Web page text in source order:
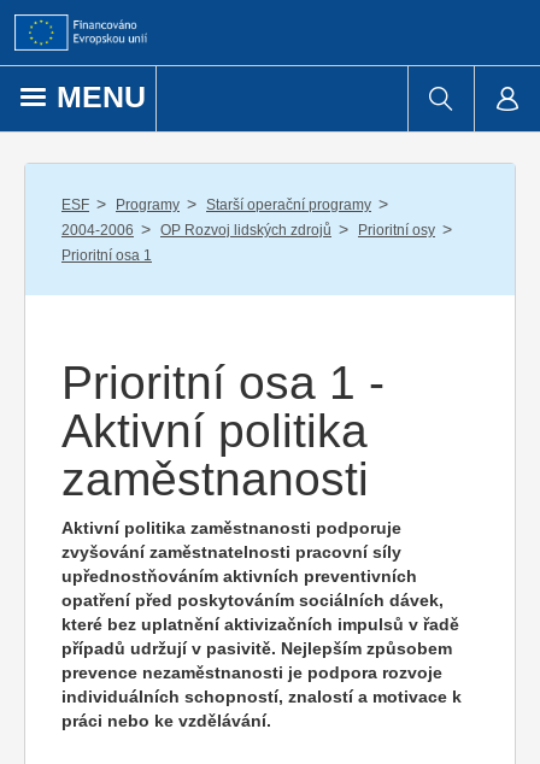
Přejít k obsahu
MENU
ESF / Programy / Starší operační programy /
2004-2006 / OP Rozvoj lidských zdrojů / Prioritní osy /
Prioritní osa 1
Prioritní osa 1 -
Aktivní politika
zaměstnanosti
Aktivní politika zaměstnanosti podporuje
zvyšování zaměstnatelnosti pracovní síly
upřednostňováním aktivních preventivních
opatření před poskytováním sociálních dávek,
které bez uplatnění aktivizačních impulsů v řadě
případů udržují v pasivitě. Nejlepším způsobem
prevence nezaměstnanosti je podpora rozvoje
individuálních schopností, znalostí a motivace k
práci nebo ke vzdělávání.